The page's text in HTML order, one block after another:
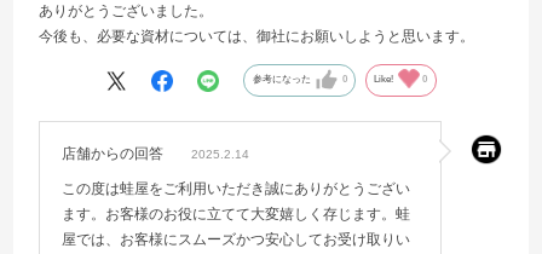
ありがとうございました。
今後も、必要な資材については、御社にお願いしようと思います。
参考になった 0 Like! 0
店舗からの回答 2025.2.14
この度は蛙屋をご利用いただき誠にありがとうござい
ます。お客様のお役に立てて大変嬉しく存じます。蛙
屋では、お客様にスムーズかつ安心してお受け取りい